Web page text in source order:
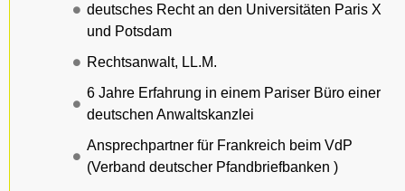
deutsches Recht an den Universitäten Paris X
und Potsdam
Rechtsanwalt, LL.M.
6 Jahre Erfahrung in einem Pariser Büro einer
deutschen Anwaltskanzlei
Ansprechpartner für Frankreich beim VdP
(Verband deutscher Pfandbriefbanken )